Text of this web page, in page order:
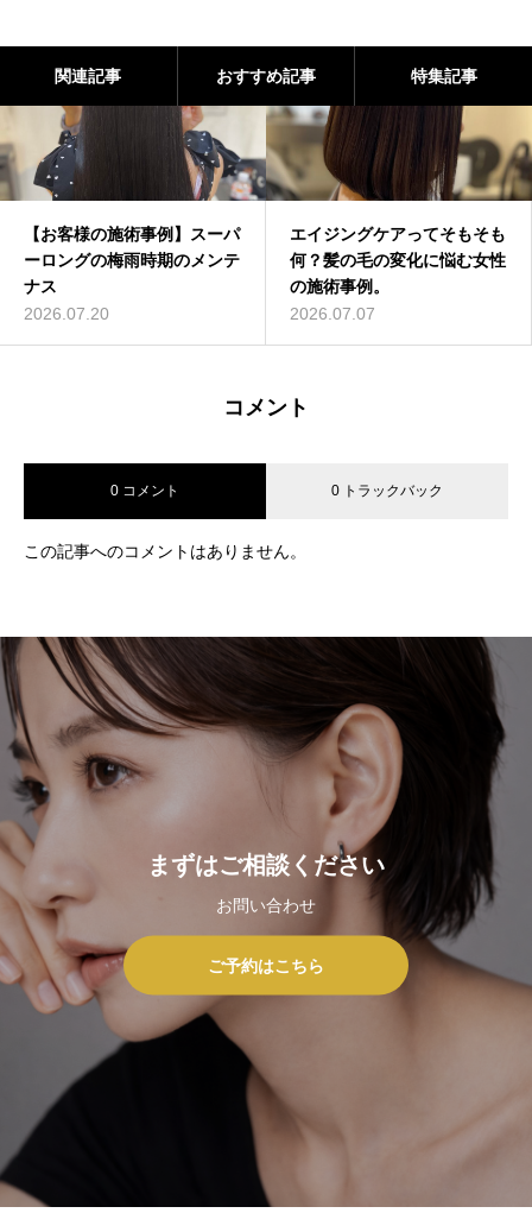
関連記事 おすすめ記事 特集記事
【お客様の施術事例】スーパ
ーロングの梅雨時期のメンテ
ナス
2026.07.20
エイジングケアってそもそも
何？髪の毛の変化に悩む女性
の施術事例。
2026.07.07
コメント
0 コメント 0 トラックバック
この記事へのコメントはありません。
まずはご相談ください
お問い合わせ
ご予約はこちら